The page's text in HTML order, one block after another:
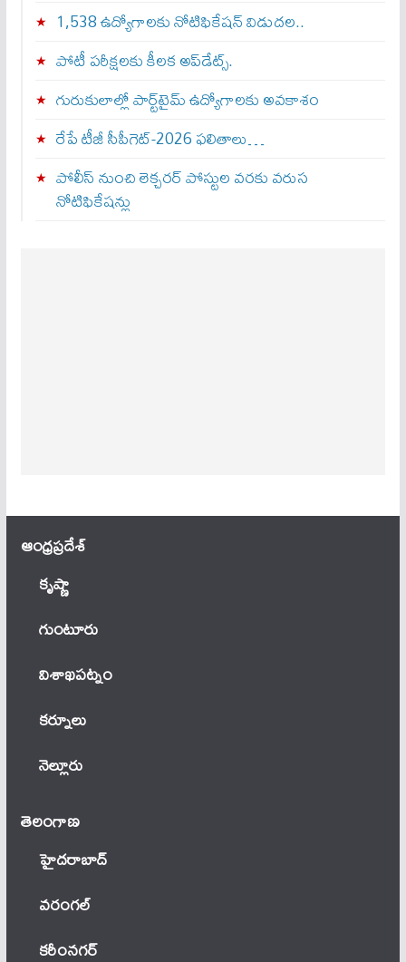
1,538 ఉద్యోగాలకు నోటిఫికేషన్ విడుదల..
పోటీ పరీక్షలకు కీలక అప్‌డేట్స్.
గురుకులాల్లో పార్ట్‌టైమ్ ఉద్యోగాలకు అవకాశం
రేపే టీజీ సీపీగెట్‌-2026 ఫలితాలు…
పోలీస్ నుంచి లెక్చరర్ పోస్టుల వరకు వరుస
నోటిఫికేషన్లు
ఆంధ్ర‌ప్ర‌దేశ్
కృష్ణా
గుంటూరు
విశాఖపట్నం
కర్నూలు
నెల్లూరు
తెలంగాణ‌
హైదరాబాద్
వ‌రంగ‌ల్
కరీంనగర్